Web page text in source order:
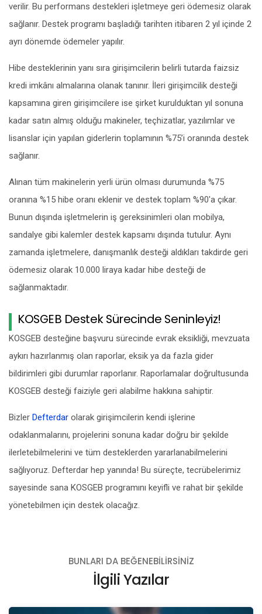
verilir. Bu performans destekleri işletmeye geri ödemesiz olarak
sağlanır. Destek programı başladığı tarihten itibaren 2 yıl içinde 2
ayrı dönemde ödemeler yapılır.
Hibe desteklerinin yanı sıra girişimcilerin belirli tutarda faizsiz
kredi imkânı almalarına olanak tanınır. İleri girişimcilik desteği
kapsamına giren girişimcilere ise şirket kurulduktan yıl sonuna
kadar satın almış olduğu makineler, teçhizatlar, yazılımlar ve
lisanslar için yapılan giderlerin toplamının %75’i oranında destek
sağlanır.
Alınan tüm makinelerin yerli ürün olması durumunda %75
oranına %15 hibe oranı eklenir ve destek toplam %90'a çıkar.
Bunun dışında işletmelerin iş gereksinimleri olan mobilya,
sandalye gibi kalemler destek kapsamı dışında tutulur. Aynı
zamanda işletmelere, danışmanlık desteği aldıkları takdirde geri
ödemesiz olarak 10.000 liraya kadar hibe desteği de
sağlanmaktadır.
KOSGEB Destek Sürecinde Seninleyiz!
KOSGEB desteğine başvuru sürecinde evrak eksikliği, mevzuata
aykırı hazırlanmış olan raporlar, eksik ya da fazla gider
bildirimleri gibi durumlar raporlanır. Raporlamalar doğrultusunda
KOSGEB desteği faiziyle geri alabilme hakkına sahiptir.
Bizler Defterdar olarak girişimcilerin kendi işlerine
odaklanmalarını, projelerini sonuna kadar doğru bir şekilde
ilerletebilmelerini ve tüm desteklerden yararlanabilmelerini
sağlıyoruz. Defterdar hep yanında! Bu süreçte, tecrübelerimiz
sayesinde sana KOSGEB programını keyifli ve rahat bir şekilde
yönetebilmen için destek olacağız.
BUNLARI DA BEĞENEBILIRSINIZ
İlgili Yazılar